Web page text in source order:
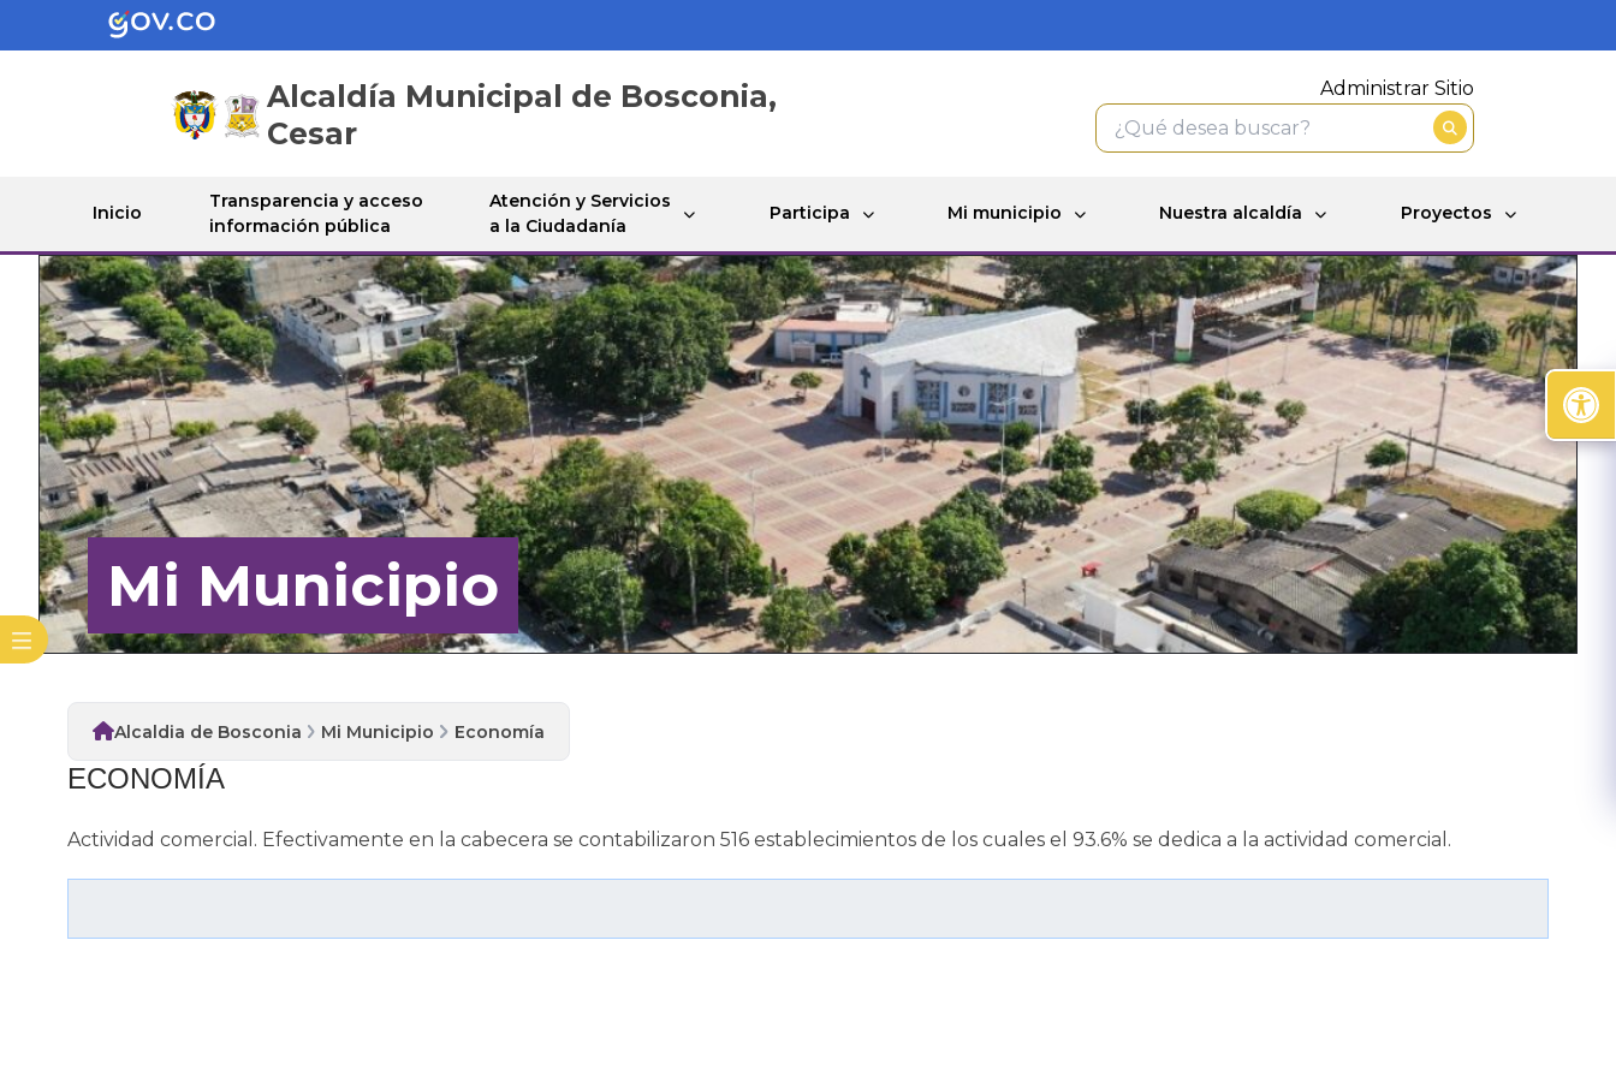
Alcaldía Municipal de Bosconia,
Cesar
Administrar Sitio
Inicio
Transparencia y acceso
información pública
Atención y Servicios
a la Ciudadanía
Participa Mi municipio Nuestra alcaldía Proyectos
Mi Municipio
Alcaldia de Bosconia Mi Municipio Economía
​ECONOMÍA
Actividad comercial. Efectivamente en la cabecera se contabilizaron 516 establecimientos de los cuales el 93.6% se dedica a la actividad comercial.